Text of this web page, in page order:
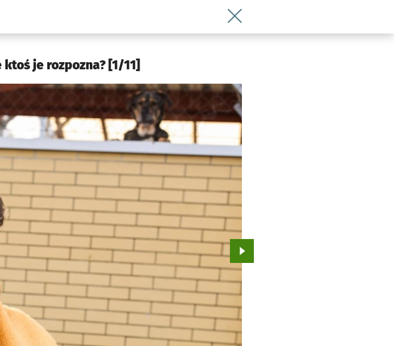
Wróć do artykułu Oto 10 psów z
je rozpozna? [1/11]
Przejdź do kolejnego zdjęcia.